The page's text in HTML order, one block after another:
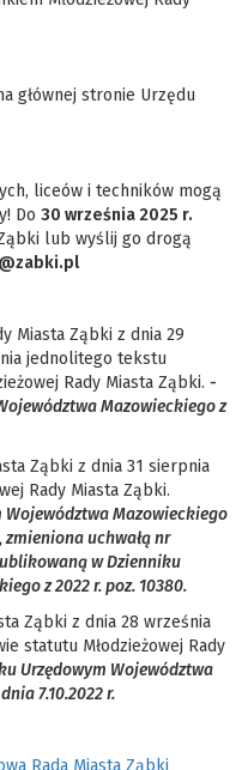
głównej stronie Urzędu
liceów i techników mogą
Do 30 września 2025 r.
lub wyślij go drogą
Miasta Ząbki z dnia 29
jednolitego tekstu
Rady Miasta Ząbki. -
Mazowieckiego z
Ząbki z dnia 31 sierpnia
Rady Miasta Ząbki.
Województwa Mazowieckiego
zmieniona uchwałą nr
wDzienniku
z 2022 r. poz. 10380.
Ząbki z dnia 28 września
statutu Młodzieżowej Rady
Urzędowym Województwa
7.10.2022 r.
Rada Miasta Ząbki